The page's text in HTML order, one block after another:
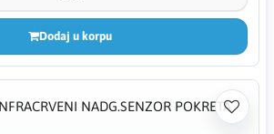
Dodaj u korpu